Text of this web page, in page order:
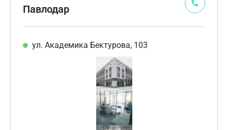
Павлодар
ул. Академика Бектурова, 103